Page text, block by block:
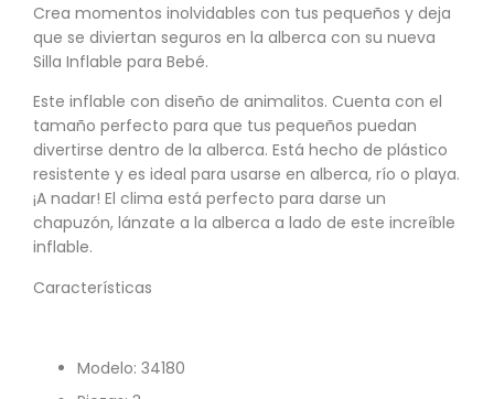
Crea momentos inolvidables con tus pequeños y deja
que se diviertan seguros en la alberca con su nueva
Silla Inflable para Bebé.
Este inflable con diseño de animalitos. Cuenta con el
tamaño perfecto para que tus pequeños puedan
divertirse dentro de la alberca. Está hecho de plástico
resistente y es ideal para usarse en alberca, río o playa.
¡A nadar! El clima está perfecto para darse un
chapuzón, lánzate a la alberca a lado de este increíble
inflable.
Características
Modelo: 34180